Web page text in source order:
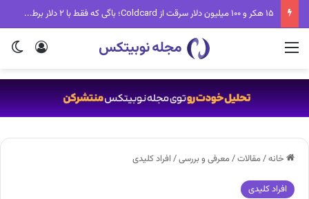
تب جدید دنیای کریپتو؛ Fake World Assets چیست و چرا همه درباره آن حرف می‌زنند؟
ورود منو
خانه/مقالات/معرفی و بررسی/ افراد کلیدی
افراد کلیدی